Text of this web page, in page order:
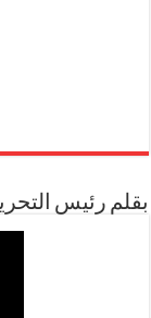
بقلم رئيس